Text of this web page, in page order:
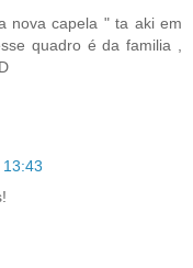
nova capela " ta aki em
quadro é da familia ,